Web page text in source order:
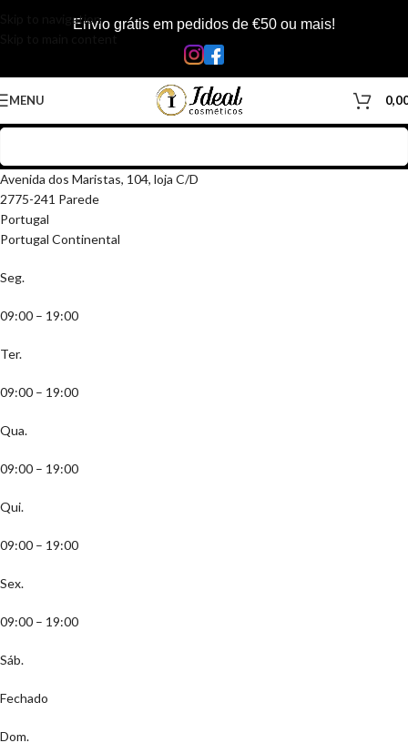
Skip to navigationEnvio grátis em pedidos de €50 ou mais!
MENU
Avenida dos Maristas, 104, loja C/D
2775-241 Parede
Portugal
Portugal Continental
Seg.
09:00 – 19:00
Ter.
09:00 – 19:00
Qua.
09:00 – 19:00
Qui.
09:00 – 19:00
Sex.
09:00 – 19:00
Sáb.
Fechado
Dom.